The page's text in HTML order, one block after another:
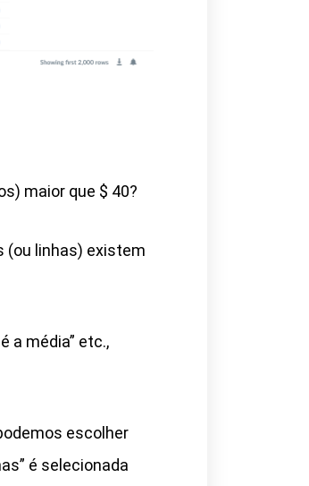
maior que $ 40?
(ou linhas) existem
a média” etc.,
escolher
é selecionada